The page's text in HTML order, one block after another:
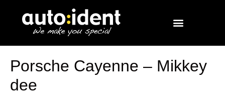
Porsche Cayenne – Mikkey
dee